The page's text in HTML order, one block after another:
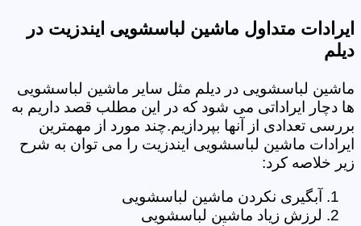
ایرادات متداول ماشین لباسشویی ایندزیت در
دیلم
ماشین لباسشویی در دیلم مثل سایر ماشین لباسشویی
ها دچار ایراداتی می شود که در این مطلب قصد داریم به
بررسی تعدادی از آنها بپردازیم.چند مورد از مهمترین
ایرادات ماشین لباسشویی ایندزیت را می توان به شرح
زیر خلاصه کرد:
آبگیری نکردن ماشین لباسشویی
لرزش زیاد ماشین لباسشویی